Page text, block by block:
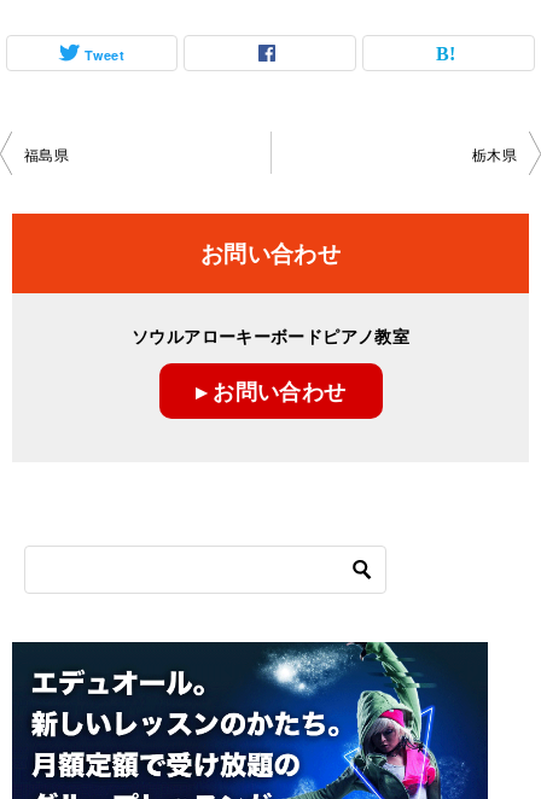
Tweet
投
ビ
福島県 栃木県
お問い合わせ
ソウルアローキーボードピアノ教室
▸ お問い合わせ